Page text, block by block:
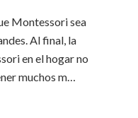
Montessori sea
Al final, la
en el hogar no
muchos m…